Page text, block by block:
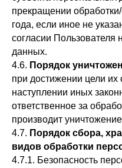
прекращении
года, если иное не
согласии Пользователя
данных.
4.6. Порядок
при достижении цели их
наступлении иных
ответственное за
производит
4.7. Порядок сбора,
видов обработки
4.7.1. Безопасность